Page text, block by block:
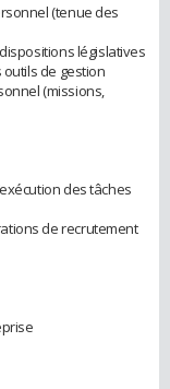
(tenue des
législatives
de gestion
(missions,
des tâches
de recrutement